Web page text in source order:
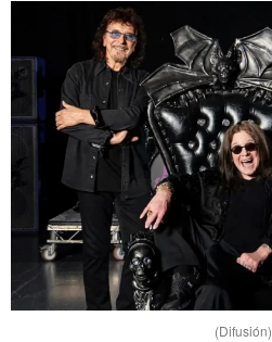
(Difusión)